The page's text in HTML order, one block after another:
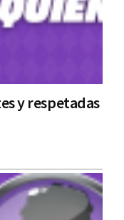
y respetadas